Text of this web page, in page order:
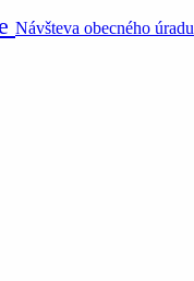
Návšteva obecného úradu